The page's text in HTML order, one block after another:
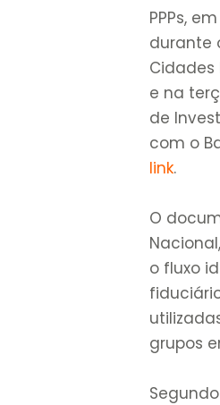
PPPs,
durante
Cidades
e na
de
com o
link.
O
o fluxo
grupos